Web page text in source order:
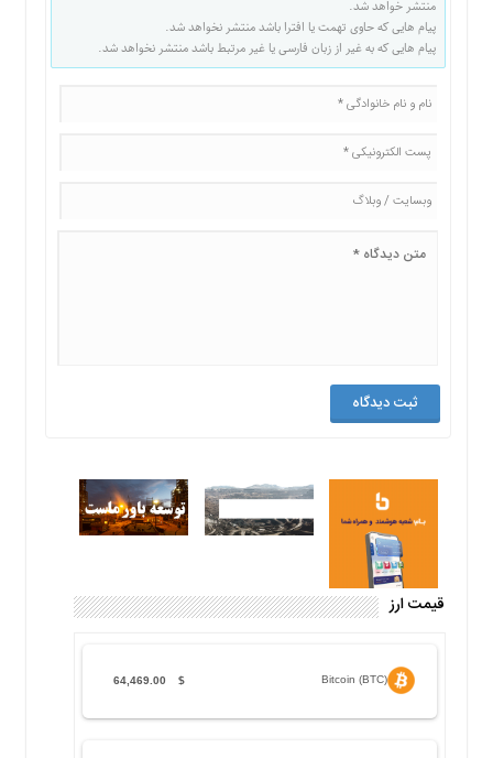
منتشر خواهد شد.
پیام هایی که حاوی تهمت یا افترا باشد منتشر نخواهد شد.
پیام هایی که به غیر از زبان فارسی یا غیر مرتبط باشد منتشر نخواهد شد.
قیمت ارز
Bitcoin (BTC)
$
64,469.00